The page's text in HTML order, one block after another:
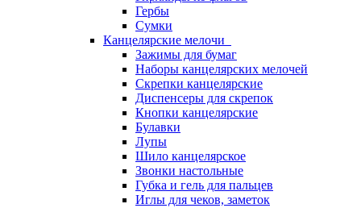
Гербы
Сумки
Канцелярские мелочи
Зажимы для бумаг
Наборы канцелярских мелочей
Скрепки канцелярские
Диспенсеры для скрепок
Кнопки канцелярские
Булавки
Лупы
Шило канцелярское
Звонки настольные
Губка и гель для пальцев
Иглы для чеков, заметок